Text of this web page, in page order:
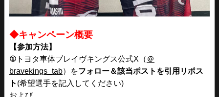
◆キャンペーン概要
【参加方法】
①トヨタ車体ブレイヴキングス公式X （ ＠
bravekings_tab）をフォロー＆該当ポストを引用リポス
ト (希望選手を記入してください)
および